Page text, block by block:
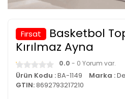
Fırsat
Basketbol
Kırılmaz Ayna
0.0 - 0 Yorum var.
Ürün Kodu :BA-1149 Marka :
GTIN:8692793217210